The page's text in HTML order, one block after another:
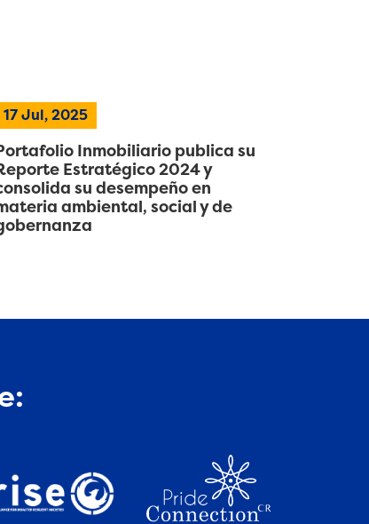
17 Jul, 2025
Inmobiliario publica su
Estratégico 2024 y
su desempeño en
ambiental, social y de